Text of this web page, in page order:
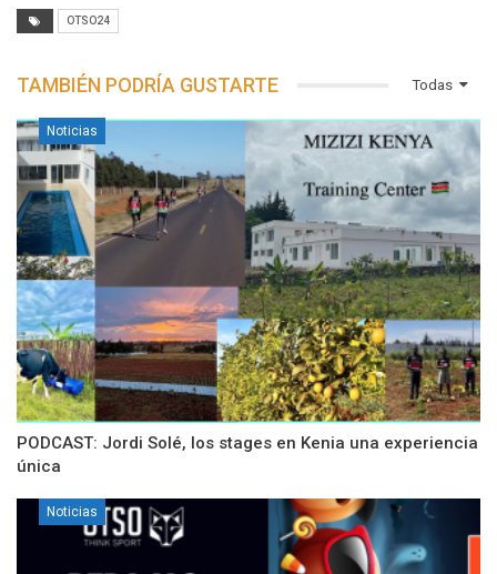
OTSO24
Todas
TAMBIÉN PODRÍA GUSTARTE
Noticias
PODCAST: Jordi Solé, los stages en Kenia una experiencia
única
Noticias